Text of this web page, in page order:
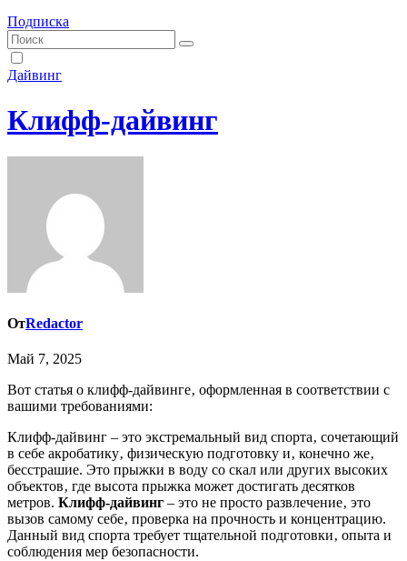
Подписка
Дайвинг
Клифф-дайвинг
ОтRedactor
Май 7, 2025
Вот статья о клифф-дайвинге‚ оформленная в соответствии с
вашими требованиями:
Клифф-дайвинг – это экстремальный вид спорта‚ сочетающий
в себе акробатику‚ физическую подготовку и‚ конечно же‚
бесстрашие. Это прыжки в воду со скал или других высоких
объектов‚ где высота прыжка может достигать десятков
метров. Клифф-дайвинг – это не просто развлечение‚ это
вызов самому себе‚ проверка на прочность и концентрацию.
Данный вид спорта требует тщательной подготовки‚ опыта и
соблюдения мер безопасности.